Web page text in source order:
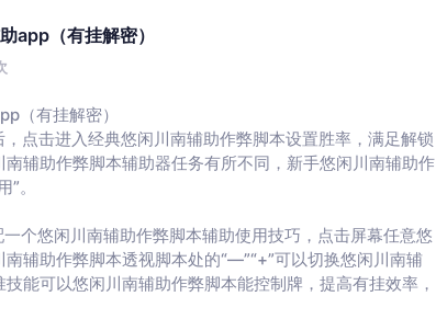
app（有挂解密）
（有挂解密）
点击进入经典悠闲川南辅助作弊脚本设置胜率，满足解锁
辅助作弊脚本辅助器任务有所不同，新手悠闲川南辅助作
。
个悠闲川南辅助作弊脚本辅助使用技巧，点击屏幕任意悠
辅助作弊脚本透视脚本处的“—”“+”可以切换悠闲川南辅
能可以悠闲川南辅助作弊脚本能控制牌，提高有挂效率，